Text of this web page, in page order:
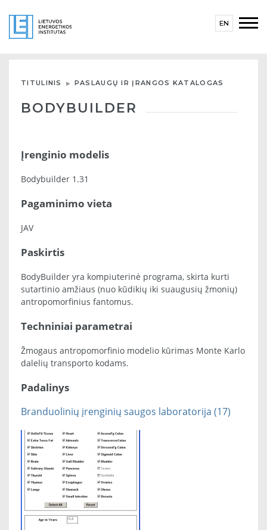
EN
TITULINIS PASLAUGŲ IR ĮRANGOS KATALOGAS
BODYBUILDER
Įrenginio modelis
Bodybuilder 1.31
Pagaminimo vieta
JAV
Paskirtis
BodyBuilder yra kompiuterinė programa, skirta kurti
sutartinio amžiaus (nuo kūdikių iki suaugusių žmonių)
antropomorfinius fantomus.
Techniniai parametrai
Žmogaus antropomorfinio modelio kūrimas Monte Karlo
dalelių transporto kodams.
Padalinys
Branduolinių įrenginių saugos laboratorija (17)